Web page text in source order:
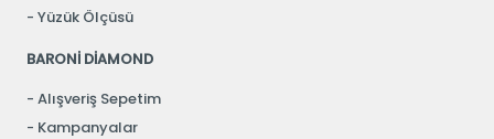
Yüzük Ölçüsü
BARONİ DİAMOND
Alışveriş Sepetim
Kampanyalar